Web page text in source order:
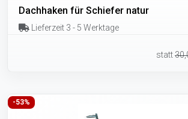
Dachhaken für Schiefer natur
Lieferzeit 3 - 5 Werktage
statt
-53%